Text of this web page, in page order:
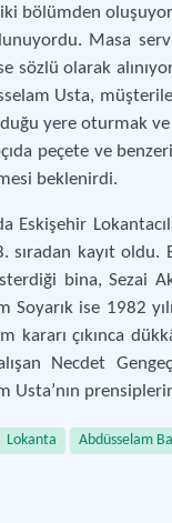
iki bölümden
Masa
sözlü olarak
Usta,
yere oturmak ve
peçete ve
beklenirdi.
Eskişehir
sıradan kayıt oldu.
bina, Sezai
Soyarık ise 1982
kararı çıkınca
Necdet
Usta’nın
Lokanta Abdüsselam